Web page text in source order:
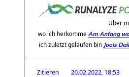
Über
wo ich herkomme Am Anfang
ich zuletzt gelaufen bin Joels
Zitieren 20.02.2022, 18:53